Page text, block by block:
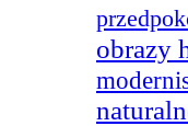
obrazy